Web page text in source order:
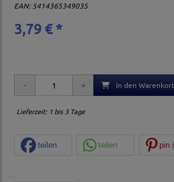
EAN: 5414365349035
3,79 € *
in den
Lieferzeit: 1 bis 3 Tage
teilen teilen pin